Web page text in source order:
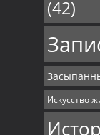
(42)
Искусство